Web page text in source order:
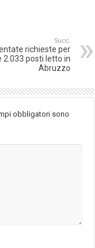
Succ.
richieste per
2.033 posti letto in
Abruzzo
obbligatori sono